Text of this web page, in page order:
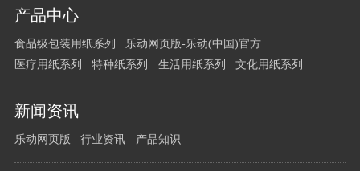
产品中心
食品级包装用纸系列
乐动网页版-乐动(中国)官方
医疗用纸系列
特种纸系列 生活用纸系列 文化用纸系列
新闻资讯
乐动网页版 行业资讯 产品知识